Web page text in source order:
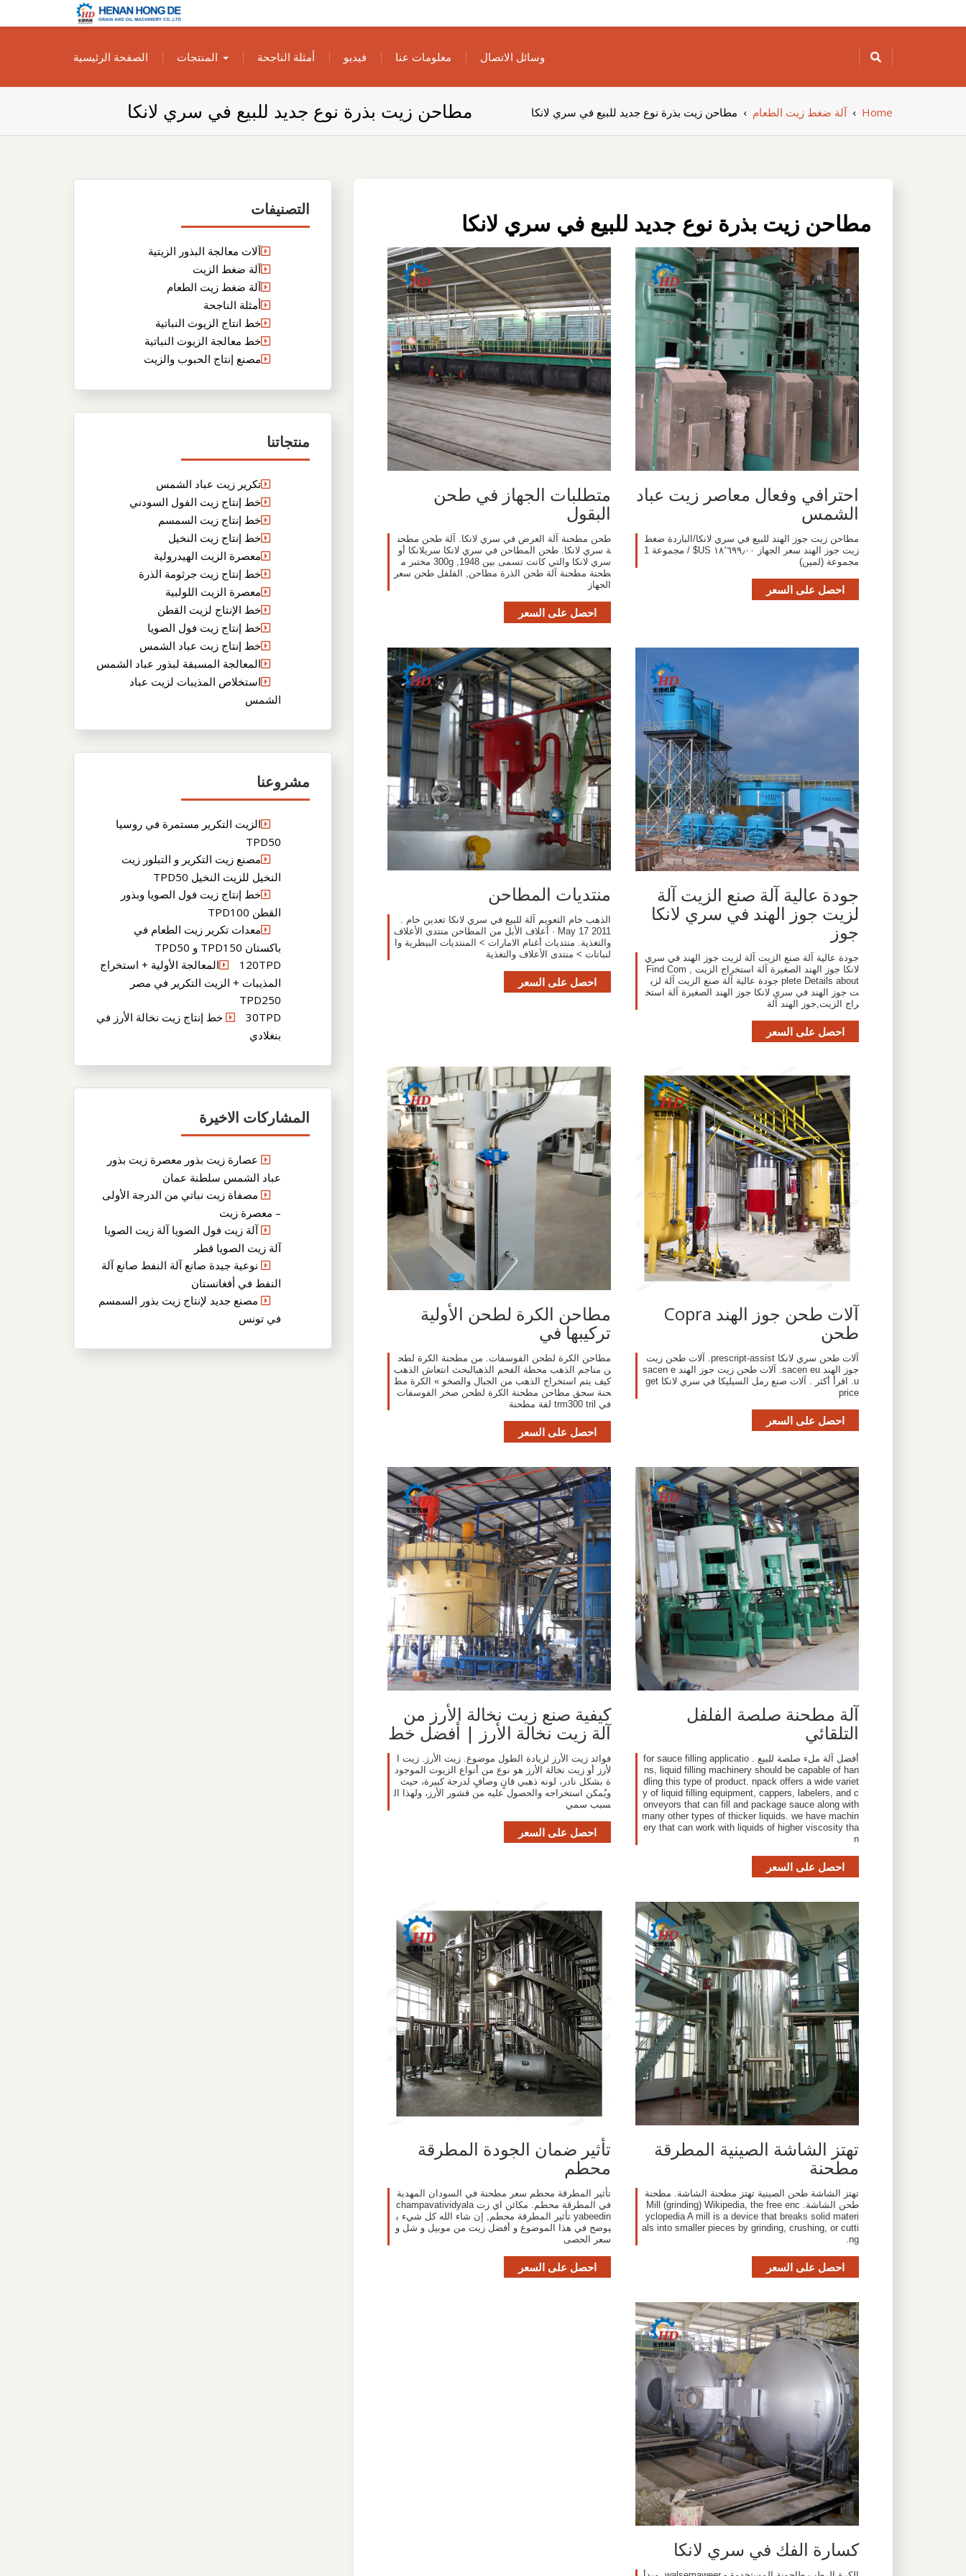
to
الزيوت النباتية
الخاص بك
الصفحة الرئيسية
المنتجات أمثلة الناجحة فيديو معلومات عنا وسائل الاتصال
مطاحن زيت بذرة نوع جديد للبيع في سري لانكا Home
›آلة ضغط زيت الطعام › مطاحن زيت بذرة نوع جديد للبيع في سري لانكا
التصنيفات
آلات معالجة البذور الزيتية
آلة ضغط الزيت
آلة ضغط زيت الطعام
أمثلة الناجحة
خط انتاج الزيوت النباتية
خط معالجة الزيوت النباتية
مصنع إنتاج الحبوب والزيت
منتجاتنا
تكرير زيت عباد الشمس
خط إنتاج زيت الفول السودني
خط إنتاج زيت السمسم
خط إنتاج زيت النخيل
معصرة الزيت الهيدرولية
خط إنتاج زيت جرثومة الذرة
معصرة الزيت اللولبية
خط الإنتاج لزيت القطن
خط إنتاج زيت فول الصويا
خط إنتاج زيت عباد الشمس
المعالجة المسبقة لبذور عباد الشمس
استخلاص المذيبات لزيت عباد
الشمس
مشروعنا
الزيت التكرير مستمرة في روسيا
TPD50
مصنع زيت التكرير و التبلور زيت
النخيل للزيت النخيل TPD50
خط إنتاج زيت فول الصويا وبذور
القطن TPD100
معدات تكرير زيت الطعام في
باكستان TPD150 و TPD50
120TPDالمعالجة الأولية + استخراج
المذيبات + الزيت التكرير في مصر
TPD250
30TPD خط إنتاج زيت نخالة الأرز في
بنغلادي
المشاركات الاخيرة
عصارة زيت بذور معصرة زيت بذور
عباد الشمس سلطنة عمان
مصفاة زيت نباتي من الدرجة الأولى
– معصرة زيت
آلة زيت فول الصويا آلة زيت الصويا
آلة زيت الصويا قطر
نوعية جيدة صانع آلة النفط صانع آلة
النفط في أفغانستان
مصنع جديد لإنتاج زيت بذور السمسم
في تونس
مطاحن زيت بذرة نوع جديد للبيع في سري لانكا
احترافي وفعال معاصر زيت عباد
الشمس
مطاحن زيت جوز الهند للبيع في سري لانكا/الباردة ضغط
زيت جوز الهند سعر الجهاز ١٨٬٦٩٩٫٠٠ US$ / مجموعة 1
مجموعة (لمين)
احصل على السعر
متطلبات الجهاز في طحن
البقول
طحن مطحنة آلة العرض في سري لانكا. آلة طحن مطحن
ة سري لانكا. طحن المطاحن في سري لانكا سريلانكا أو
سري لانكا والتي كانت تسمى بين 1948, 300g مختبر م
طحنة مطحنة آلة طحن الذرة مطاحن, الفلفل طحن سعر
الجهاز
احصل على السعر
جودة عالية آلة صنع الزيت آلة
لزيت جوز الهند في سري لانكا
جوز
جودة عالية آلة صنع الزيت آلة لزيت جوز الهند في سري
لانكا جوز الهند الصغيرة آلة استخراج الزيت , Find Com
plete Details about جودة عالية آلة صنع الزيت آلة لزي
ت جوز الهند في سري لانكا جوز الهند الصغيرة آلة استخ
راج الزيت,جوز الهند آلة
احصل على السعر
منتديات المطاحن
الذهب خام التعويم آلة للبيع في سري لانكا تعدين خام .
May 17 2011 · أعلاف الأبل من المطاحن منتدى الأعلاف
والتغذية. منتديات أغنام الامارات > المنتديات البيطرية وا
لنباتات > منتدى الأعلاف والتغذية
احصل على السعر
آلات طحن جوز الهند Copra
طحن
آلات طحن سري لانكا prescript-assist. آلات طحن زيت
جوز الهند sacen eu. آلات طحن زيت جوز الهند sacen e
u. اقرأ أكثر . آلات صنع رمل السيليكا في سري لانكا get
price
احصل على السعر
مطاحن الكرة لطحن الأولية
تركيبها في
مطاحن الكرة لطحن الفوسفات. من مطحنة الكرة لطح
ن مناجم الذهب محطة الفحم الذهبالبحث انتعاش الذهب
كيف يتم استخراج الذهب من الجبال والصخو » الكرة مط
حنة سحق مطاحن مطحنة الكرة لطحن صخر الفوسفات
في trm300 tril لفة مطحنة
احصل على السعر
آلة مطحنة صلصة الفلفل
التلقائي
أفضل آلة ملء صلصة للبيع . for sauce filling applicatio
ns, liquid filling machinery should be capable of han
dling this type of product. npack offers a wide variet
y of liquid filling equipment, cappers, labelers, and c
onveyors that can fill and package sauce along with
many other types of thicker liquids. we have machin
ery that can work with liquids of higher viscosity tha
n
احصل على السعر
كيفية صنع زيت نخالة الأرز من
آلة زيت نخالة الأرز | أفضل خط
فوائد زيت الأرز لزيادة الطول موضوع. زيت الأرز. زيت ا
لأرز أو زيت نخالة الأرز هو نوع من أنواع الزيوت الموجود
ة بشكل نادر، لونه ذهبي قانٍ وصافٍ لدرجة كبيرة، حيث
ويُمكن استخراجه والحصول عليه من قشور الأرز، ولهذا ال
سبب سمي
احصل على السعر
تهتز الشاشة الصينية المطرقة
مطحنة
تهتز الشاشة طحن الصينية تهتز مطحنة الشاشة. مطحنة
طحن الشاشة. Mill (grinding) Wikipedia, the free enc
yclopedia A mill is a device that breaks solid materi
als into smaller pieces by grinding, crushing, or cutti
ng.
احصل على السعر
تأثير ضمان الجودة المطرقة
محطم
تأثير المطرقة محطم سعر مطحنة في السودان المهدية
في المطرقة محطم. مكائن اي زت champavatividyala
yabeedin تأثير المطرقة محطم, إن شاء الله كل شيء ب
يوضح في هذا الموضوع و أفضل زيت من موبيل و شل و
سعر الحصى
احصل على السعر
كسارة الفك في سري لانكا